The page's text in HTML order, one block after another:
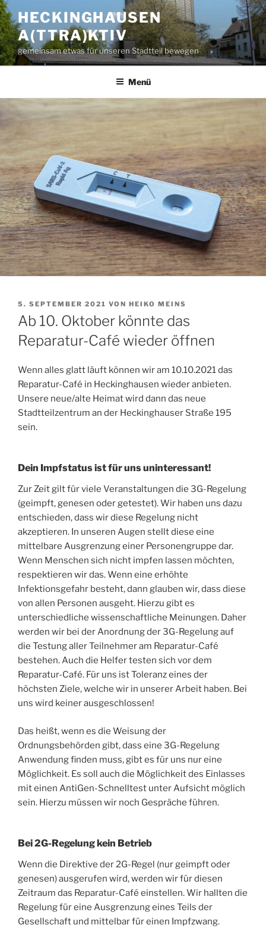
Zum
Inhalt
springen
HECKINGHAUSEN
A(TTRA)KTIV
gemeinsam etwas für unseren Stadtteil bewegen
Menü
VERÖFFENTLICHT
AM
5. SEPTEMBER 2021 VON HEIKO MEINS
Ab 10. Oktober könnte das
Reparatur-Café wieder öffnen
Wenn alles glatt läuft können wir am 10.10.2021 das
Reparatur-Café in Heckinghausen wieder anbieten.
Unsere neue/alte Heimat wird dann das neue
Stadtteilzentrum an der Heckinghauser Straße 195
sein.
Dein Impfstatus ist für uns uninteressant!
Zur Zeit gilt für viele Veranstaltungen die 3G-Regelung
(geimpft, genesen oder getestet). Wir haben uns dazu
entschieden, dass wir diese Regelung nicht
akzeptieren. In unseren Augen stellt diese eine
mittelbare Ausgrenzung einer Personengruppe dar.
Wenn Menschen sich nicht impfen lassen möchten,
respektieren wir das. Wenn eine erhöhte
Infektionsgefahr besteht, dann glauben wir, dass diese
von allen Personen ausgeht. Hierzu gibt es
unterschiedliche wissenschaftliche Meinungen. Daher
werden wir bei der Anordnung der 3G-Regelung auf
die Testung aller Teilnehmer am Reparatur-Café
bestehen. Auch die Helfer testen sich vor dem
Reparatur-Café. Für uns ist Toleranz eines der
höchsten Ziele, welche wir in unserer Arbeit haben. Bei
uns wird keiner ausgeschlossen!
Das heißt, wenn es die Weisung der
Ordnungsbehörden gibt, dass eine 3G-Regelung
Anwendung finden muss, gibt es für uns nur eine
Möglichkeit. Es soll auch die Möglichkeit des Einlasses
mit einen AntiGen-Schnelltest unter Aufsicht möglich
sein. Hierzu müssen wir noch Gespräche führen.
Bei 2G-Regelung kein Betrieb
Wenn die Direktive der 2G-Regel (nur geimpft oder
genesen) ausgerufen wird, werden wir für diesen
Zeitraum das Reparatur-Café einstellen. Wir hallten die
Regelung für eine Ausgrenzung eines Teils der
Gesellschaft und mittelbar für einen Impfzwang.